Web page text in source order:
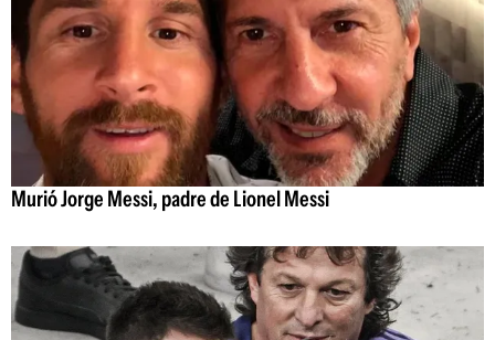
Murió Jorge Messi, padre de Lionel Messi